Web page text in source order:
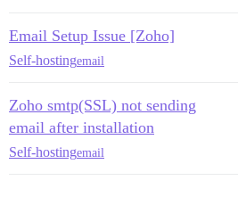
Email Setup Issue [Zoho]
Self-hostingemail
Zoho smtp(SSL) not sending
email after installation
Self-hostingemail